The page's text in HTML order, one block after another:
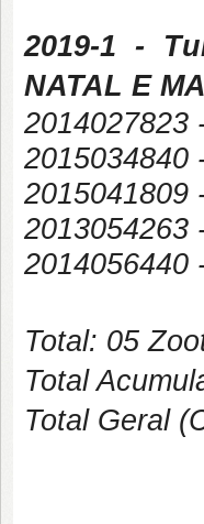
2019-1 -
NATAL E
2014027823
2015034840
2015041809
2013054263
2014056440
Total: 05
Total
Total Geral